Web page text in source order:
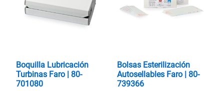
Boquilla Lubricación
Turbinas Faro | 80-
701080
Bolsas Esterilización
Autosellables Faro | 80-
739366